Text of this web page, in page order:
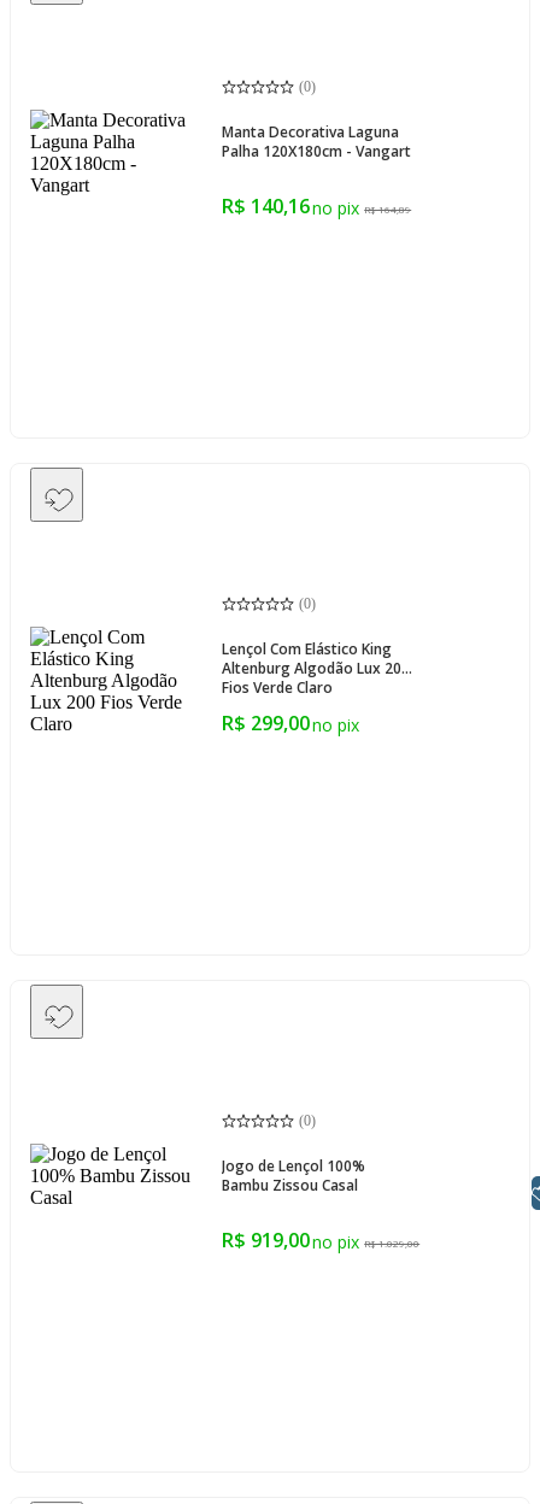
(0)
Manta Decorativa Laguna
Palha 120X180cm - Vangart
R$ 140,16 R$ 164,89
(0)
Lençol Com Elástico King
Altenburg Algodão Lux 200
Fios Verde Claro
R$ 299,00
(0)
Jogo de Lençol 100%
Bambu Zissou Casal
R$ 919,00 R$ 1.029,00